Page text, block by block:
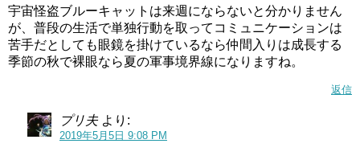
宇宙怪盗ブルーキャットは来週にならないと分かりません
が、普段の生活で単独行動を取ってコミュニケーションは
苦手だとしても眼鏡を掛けているなら仲間入りは成長する
季節の秋で裸眼なら夏の軍事境界線になりますね。
返信
プリ夫 より:
2019年5月5日 9:08 PM